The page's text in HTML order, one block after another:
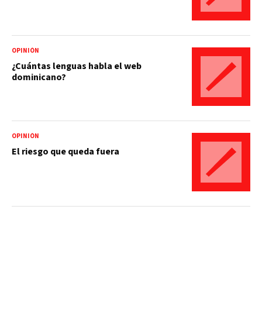
OPINIÓN
¿Cuántas lenguas habla el web
dominicano?
OPINIÓN
El riesgo que queda fuera